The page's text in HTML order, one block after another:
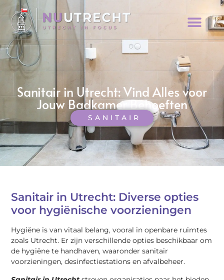
Sanitair in Utrecht: Vind Alles voor
Jouw Badkamer Behoeften
SANITAIR
Sanitair in Utrecht: Diverse opties
voor hygiënische voorzieningen
Hygiëne is van vitaal belang, vooral in openbare ruimtes
zoals Utrecht. Er zijn verschillende opties beschikbaar om
de hygiëne te handhaven, waaronder sanitair
voorzieningen, desinfectiestations en afvalbeheer.